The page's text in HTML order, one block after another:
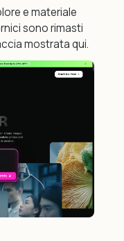
e materiale
sono rimasti
mostrata qui.